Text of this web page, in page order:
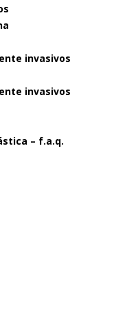
– f.a.q.